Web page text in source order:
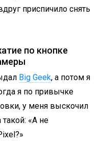
приспичило снять
по кнопке
Big Geek, а потом я
я по привычке
у меня выскочил
«А не